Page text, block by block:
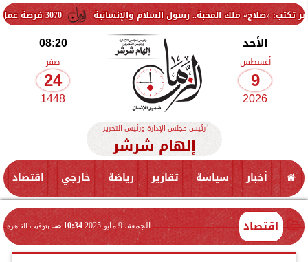
3070 فرصة عمل جديدة بالقطاع الخاص.. وظائف برواتب تصل إلى 9500 جنيه المحبة.. رسول السلام والإنسانية
الأحد
أغسطس
9
2026
08:20
صفر
24
1448
رئيس مجلس الإدارة ورئيس التحرير
إلهام شرشر
أخبار سياسة تقارير رياضة خارجي اقتصاد
اقتصاد الجمعة، 9 مايو 2025 10:34 صـ بتوقيت القاهرة